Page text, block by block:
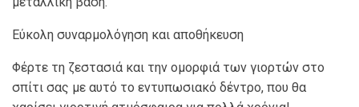
Εύκολη συναρμολόγηση και αποθήκευση
Φέρτε τη ζεστασιά και την ομορφιά των γιορτών στο
σπίτι σας με αυτό το εντυπωσιακό δέντρο, που θα